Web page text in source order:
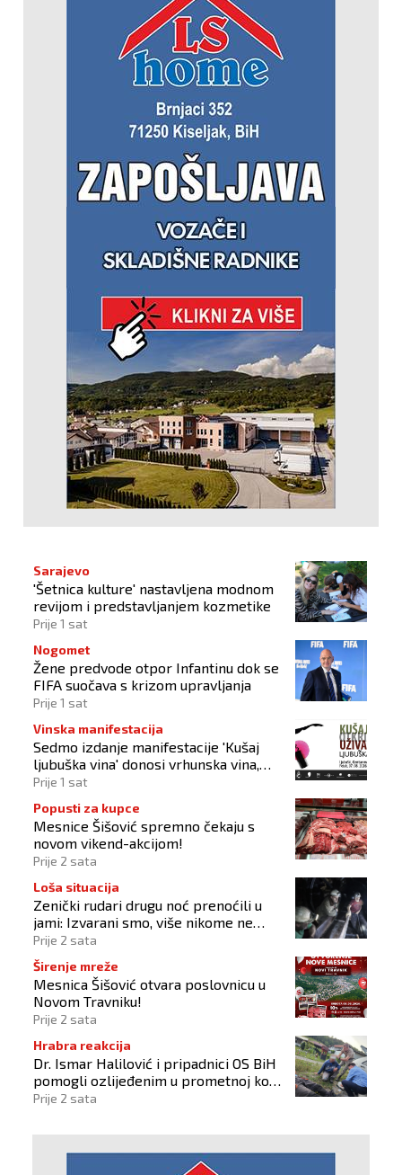
Sarajevo
'Šetnica kulture' nastavljena modnom
revijom i predstavljanjem kozmetike
Prije 1 sat
Nogomet
Žene predvode otpor Infantinu dok se
FIFA suočava s krizom upravljanja
Prije 1 sat
Vinska manifestacija
Sedmo izdanje manifestacije 'Kušaj
ljubuška vina' donosi vrhunska vina,
gastronomiju i glazbu
Prije 1 sat
Popusti za kupce
Mesnice Šišović spremno čekaju s
novom vikend-akcijom!
Prije 2 sata
Loša situacija
Zenički rudari drugu noć prenoćili u
jami: Izvarani smo, više nikome ne
vjerujemo
Prije 2 sata
Širenje mreže
Mesnica Šišović otvara poslovnicu u
Novom Travniku!
Prije 2 sata
Hrabra reakcija
Dr. Ismar Halilović i pripadnici OS BiH
pomogli ozlijeđenim u prometnoj kod
Busovače!
Prije 2 sata